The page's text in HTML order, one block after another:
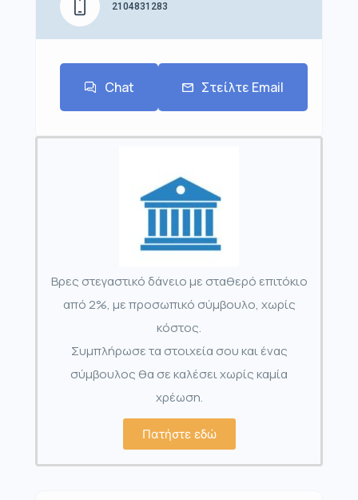
2104831283
Chat Στείλτε Email
Βρες στεγαστικό δάνειο με σταθερό επιτόκιο
από 2%, με προσωπικό σύμβουλο, χωρίς
κόστος.
Συμπλήρωσε τα στοιχεία σου και ένας
σύμβουλος θα σε καλέσει χωρίς καμία
χρέωση.
Πατήστε εδώ